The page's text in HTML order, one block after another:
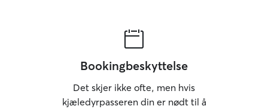
Bookingbeskyttelse
Det skjer ikke ofte, men hvis
kjæledyrpasseren din er nødt til å